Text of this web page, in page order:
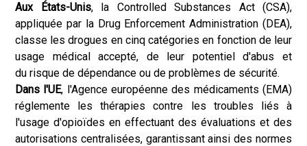
Aux États-Unis, la Controlled Substances Act (CSA),
appliquée par la Drug Enforcement Administration (DEA),
classe les drogues en cinq catégories en fonction de leur
usage médical accepté, de leur potentiel d'abus et
du risque de dépendance ou de problèmes de sécurité.
Dans l'UE, l'Agence européenne des médicaments (EMA)
réglemente les thérapies contre les troubles liés à
l'usage d'opioïdes en effectuant des évaluations et des
autorisations centralisées, garantissant ainsi des normes